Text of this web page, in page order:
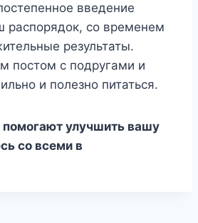
введение
распорядок, со временем
результаты.
постом с подругами и
и полезно питаться.
улучшить вашу
со всеми в